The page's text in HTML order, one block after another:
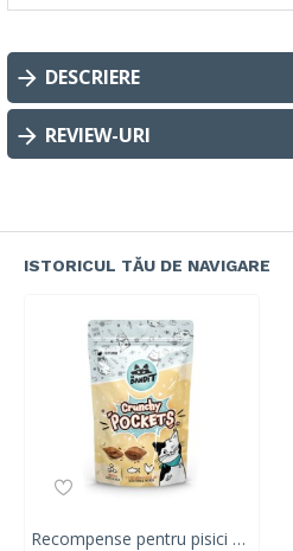
DESCRIERE
REVIEW-URI
ISTORICUL TĂU DE NAVIGARE
Recompense pentru pisici Mr. Bandit CAT Crunchy Pockets, ton si pui, 40 g